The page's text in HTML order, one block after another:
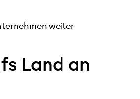
weiter
Land an